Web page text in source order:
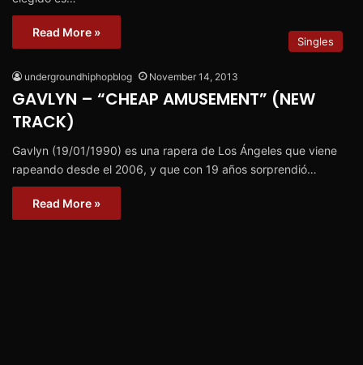
Read More »
Singles
undergroundhiphopblog November 14, 2013
GAVLYN – “CHEAP AMUSEMENT” (NEW
TRACK)
Gavlyn (19/01/1990) es una rapera de Los Ángeles que viene
rapeando desde el 2006, y que con 19 años sorprendió…
Read More »